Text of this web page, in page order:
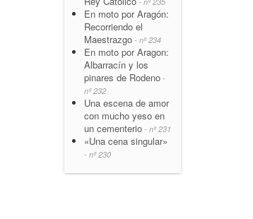
En moto por Aragón:
Recorriendo el
Maestrazgo - nº 234
En moto por Aragon:
Albarracín y los
pinares de Rodeno -
nº 232
Una escena de amor
con mucho yeso en
un cementerio - nº 231
«Una cena singular»
- nº 230